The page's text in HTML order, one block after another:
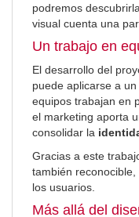
podremos
visual cuenta una
Un trabajo en
El desarrollo del
puede aplicarse a
equipos trabajan en
el marketing aporta
consolidar la
Gracias a este
también
los usuarios.
Más allá del